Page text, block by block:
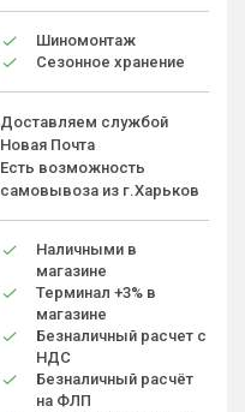
Шиномонтаж
Сезонное хранение
Доставляем службой
Новая Почта
Есть возможность
самовывоза из г.Харьков
Наличными в
магазине
Терминал +3% в
магазине
Безналичный расчет с
НДС
Безналичный расчёт
на ФЛП